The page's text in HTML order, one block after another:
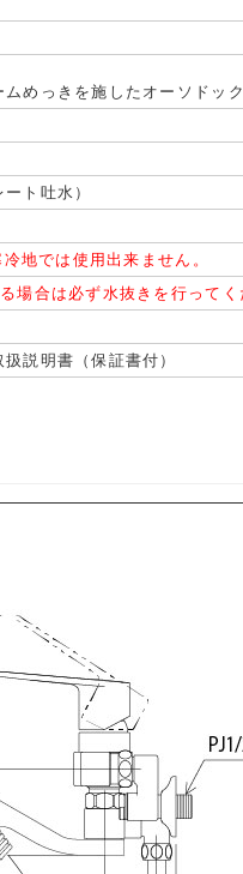
めっきを施したオーソドッ
ト吐水）
地では使用出来ません。
合は必ず水抜きを行ってく
説明書（保証書付）